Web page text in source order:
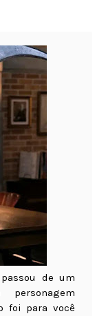
de um
foi para você